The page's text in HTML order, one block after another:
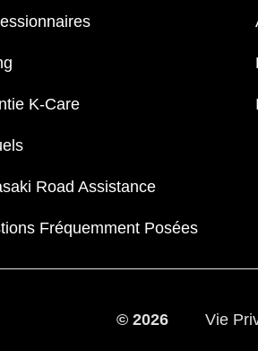
K-Care
Road Assistance
Fréquemment Posées
© 2026 Vie